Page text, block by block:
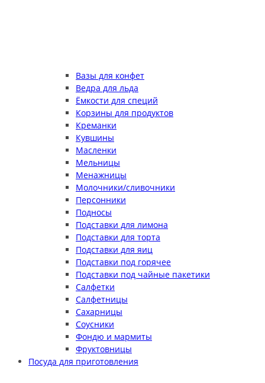
Вазы для конфет
Ведра для льда
Ёмкости для специй
Корзины для продуктов
Креманки
Кувшины
Масленки
Мельницы
Менажницы
Молочники/сливочники
Персонники
Подносы
Подставки для лимона
Подставки для торта
Подставки для яиц
Подставки под горячее
Подставки под чайные пакетики
Салфетки
Салфетницы
Сахарницы
Соусники
Фондю и мармиты
Фруктовницы
Посуда для приготовления